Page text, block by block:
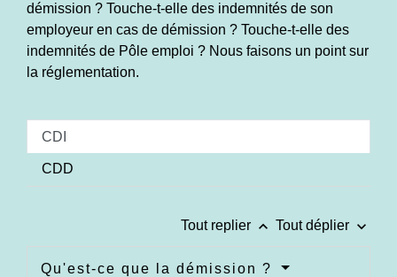
démission ? Touche-t-elle des indemnités de son
employeur en cas de démission ? Touche-t-elle des
indemnités de Pôle emploi ? Nous faisons un point sur
la réglementation.
CDI
CDD
Tout replier keyboard_arrow_up Tout déplier keyboard_arrow_down
Qu'est-ce que la démission ?